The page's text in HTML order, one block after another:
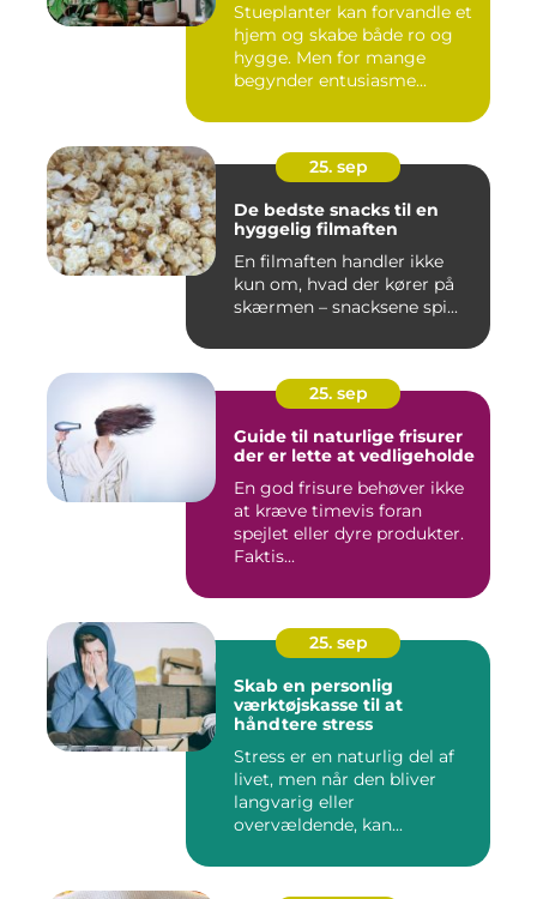
Stueplanter kan forvandle et
hjem og skabe både ro og
hygge. Men for mange
begynder entusiasme...
25. sep
De bedste snacks til en
hyggelig filmaften
En filmaften handler ikke
kun om, hvad der kører på
skærmen – snacksene spi...
25. sep
Guide til naturlige frisurer
der er lette at vedligeholde
En god frisure behøver ikke
at kræve timevis foran
spejlet eller dyre produkter.
Faktis...
25. sep
Skab en personlig
værktøjskasse til at
håndtere stress
Stress er en naturlig del af
livet, men når den bliver
langvarig eller
overvældende, kan...